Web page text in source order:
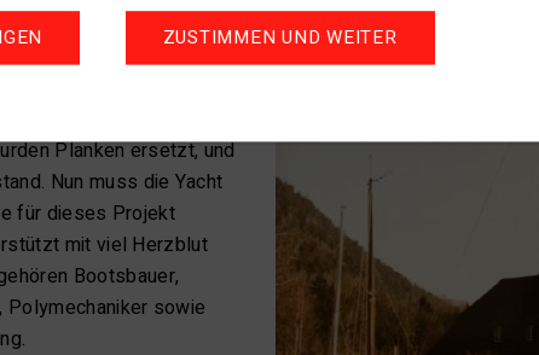
geht, ist seit eh und je
einer Privatperson und
Ketsch wurde
Planken ersetzt, und
Nun muss die Yacht
für dieses Projekt
mit viel Herzblut
Bootsbauer,
Polymechaniker sowie
ZUSTIMMEN UND WEITER